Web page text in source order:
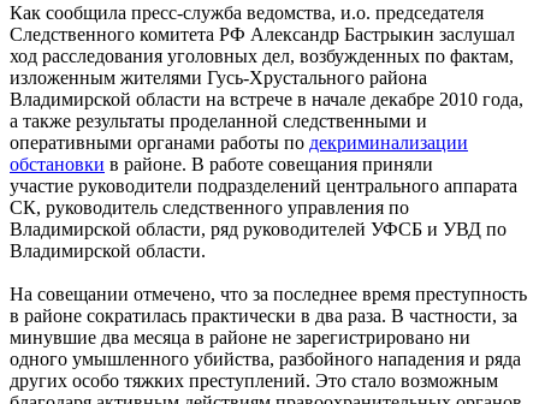
Как сообщила пресс-служба ведомства, и.о. председателя
Следственного комитета РФ Александр Бастрыкин заслушал
ход расследования уголовных дел, возбужденных по фактам,
изложенным жителями Гусь-Хрустального района
Владимирской области на встрече в начале декабре 2010 года,
а также результаты проделанной следственными и
оперативными органами работы по декриминализации
обстановки в районе. В работе совещания приняли
участие руководители подразделений центрального аппарата
СК, руководитель следственного управления по
Владимирской области, ряд руководителей УФСБ и УВД по
Владимирской области.
На совещании отмечено, что за последнее время преступность
в районе сократилась практически в два раза. В частности, за
минувшие два месяца в районе не зарегистрировано ни
одного умышленного убийства, разбойного нападения и ряда
других особо тяжких преступлений. Это стало возможным